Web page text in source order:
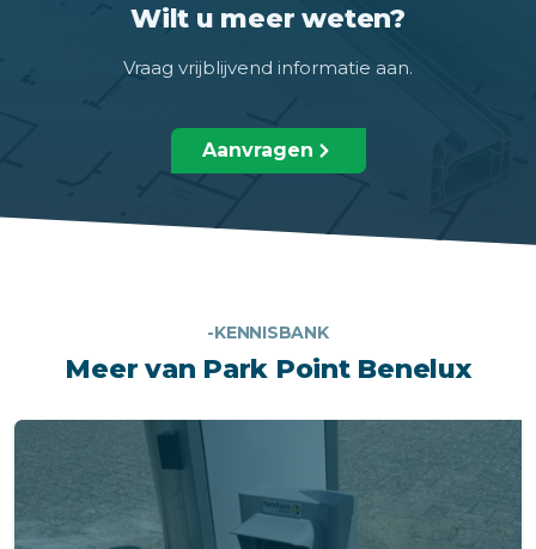
Wilt u meer weten?
Vraag vrijblijvend informatie aan.
Aanvragen
-KENNISBANK
Meer van Park Point Benelux